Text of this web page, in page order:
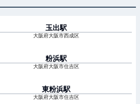
玉出駅
大阪府大阪市西成区
粉浜駅
大阪府大阪市住吉区
東粉浜駅
大阪府大阪市住吉区